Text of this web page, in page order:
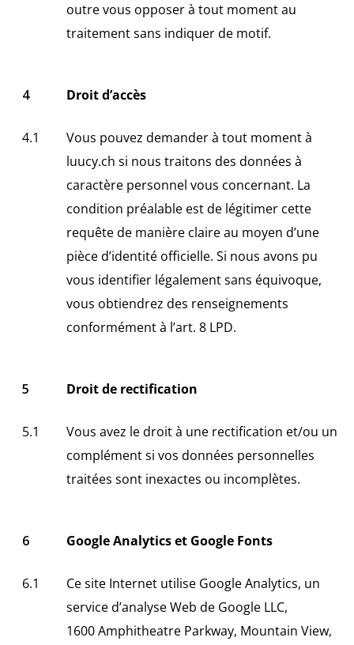
outre vous opposer à tout moment au
traitement sans indiquer de motif.
Droit d’accès
Vous pouvez demander à tout moment à
luucy.ch si nous traitons des données à
caractère personnel vous concernant. La
condition préalable est de légitimer cette
requête de manière claire au moyen d’une
pièce d’identité officielle. Si nous avons pu
vous identifier légalement sans équivoque,
vous obtiendrez des renseignements
conformément à l’art. 8 LPD.
Droit de rectification
Vous avez le droit à une rectification et/ou un
complément si vos données personnelles
traitées sont inexactes ou incomplètes.
Google Analytics et Google Fonts
Ce site Internet utilise Google Analytics, un
service d’analyse Web de Google LLC,
1600 Amphitheatre Parkway, Mountain View,